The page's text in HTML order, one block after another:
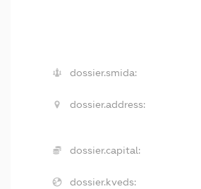
dossier.smida:
dossier.address:
dossier.capital:
dossier.kveds: